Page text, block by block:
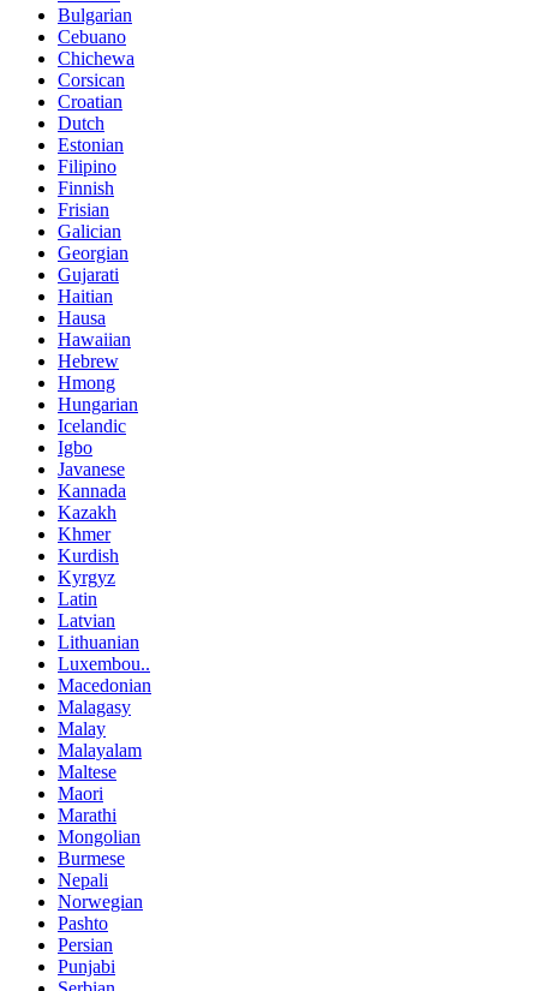
Bulgarian
Cebuano
Chichewa
Corsican
Croatian
Dutch
Estonian
Filipino
Finnish
Frisian
Galician
Georgian
Gujarati
Haitian
Hausa
Hawaiian
Hebrew
Hmong
Hungarian
Icelandic
Igbo
Javanese
Kannada
Kazakh
Khmer
Kurdish
Kyrgyz
Latin
Latvian
Lithuanian
Luxembou..
Macedonian
Malagasy
Malay
Malayalam
Maltese
Maori
Marathi
Mongolian
Burmese
Nepali
Norwegian
Pashto
Persian
Punjabi